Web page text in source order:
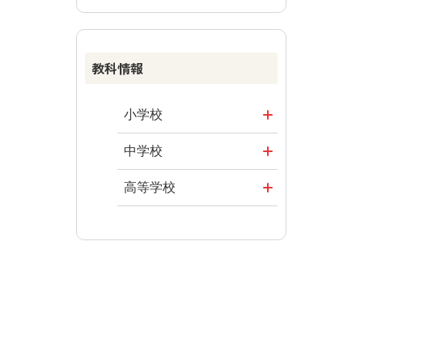
ス
ABCシリーズ
ス
算数授業のス
その他の教育
資料
その他の教育
資料
その他の教育
資料
教科情報
小学校
算数
中学校
社会 地理
高等学校